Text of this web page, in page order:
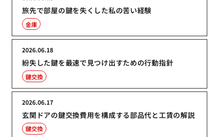
旅先で部屋の鍵を失くした私の苦い経験
金庫
紛失した鍵を最速で見つけ出すための行動指針
2026.06.18
鍵交換
玄関ドアの鍵交換費用を構成する部品代と工賃の解説
2026.06.17
鍵交換